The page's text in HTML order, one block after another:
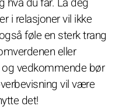
i relasjoner vil ikke
føle en sterk trang
eller
vedkommende bør
vil være
det!